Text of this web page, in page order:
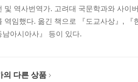
및 역사번역가. 고려대 국문학과와 사이
역임했다. 옮긴 책으로 『도교사상』,
남아시아사』 등이 있다.
의 다른 상품